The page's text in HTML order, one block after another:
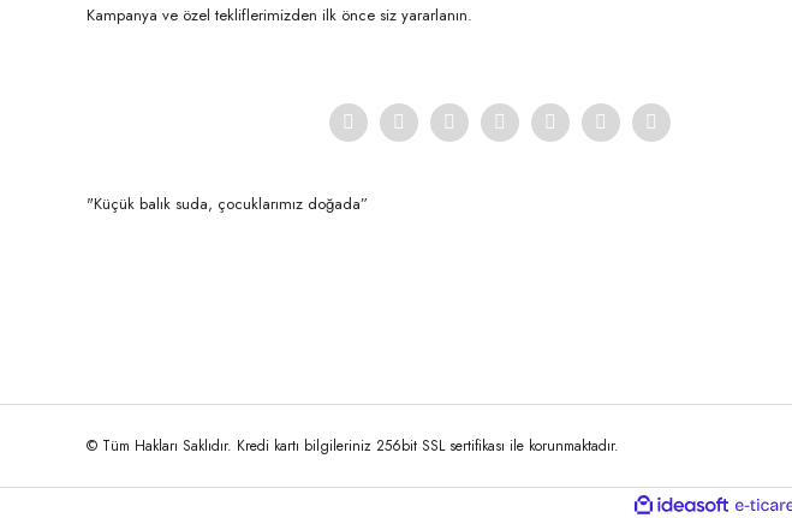
Ürün bilgilerinde hatalar bulunuyor.
Kampanya ve özel tekliflerimizden ilk önce siz yararlanın.
"Küçük balık suda, çocuklarımız doğada”
© Tüm Hakları Saklıdır. Kredi kartı bilgileriniz 256bit SSL sertifikası ile korunmaktadır.
ideasoft